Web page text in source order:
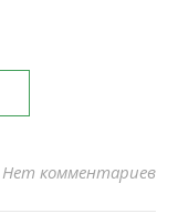
Нет комментариев